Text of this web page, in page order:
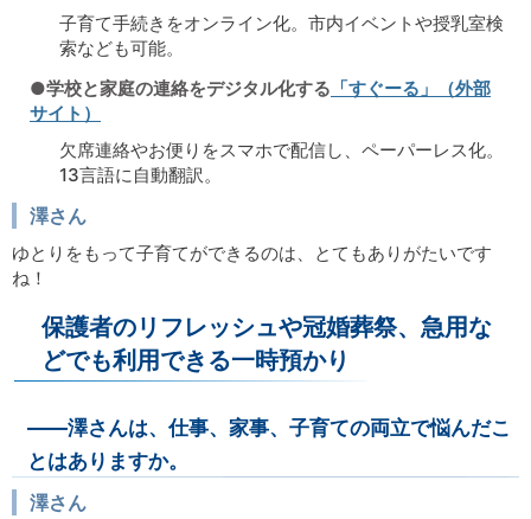
子育て手続きをオンライン化。市内イベントや授乳室検
索なども可能。
●学校と家庭の連絡をデジタル化する 「すぐーる」（外部
サイト）
欠席連絡やお便りをスマホで配信し、ペーパーレス化。
13言語に自動翻訳。
澤さん
ゆとりをもって子育てができるのは、とてもありがたいです
ね！
保護者のリフレッシュや冠婚葬祭、急用な
どでも利用できる一時預かり
――澤さんは、仕事、家事、子育ての両立で悩んだこ
とはありますか。
澤さん